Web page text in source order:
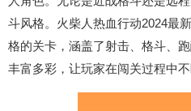
斗风格。火柴人热血行动2024最
格的关卡，涵盖了射击、格斗、
丰富多彩，让玩家在闯关过程中